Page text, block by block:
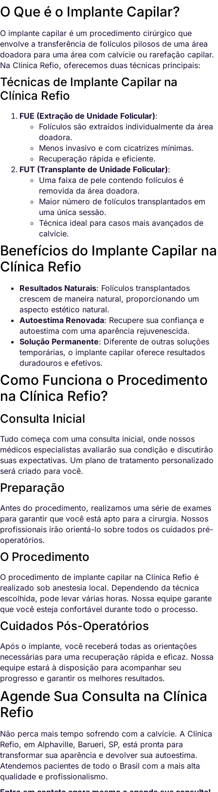
O Que é o Implante Capilar?
O implante capilar é um procedimento cirúrgico que
envolve a transferência de folículos pilosos de uma área
doadora para uma área com calvície ou rarefação capilar.
Na Clínica Refio, oferecemos duas técnicas principais:
Técnicas de Implante Capilar na
Clínica Refio
FUE (Extração de Unidade Folicular):
Folículos são extraídos individualmente da área
doadora.
Menos invasivo e com cicatrizes mínimas.
Recuperação rápida e eficiente.
FUT (Transplante de Unidade Folicular):
Uma faixa de pele contendo folículos é
removida da área doadora.
Maior número de folículos transplantados em
uma única sessão.
Técnica ideal para casos mais avançados de
calvície.
Benefícios do Implante Capilar na
Clínica Refio
Resultados Naturais: Folículos transplantados
crescem de maneira natural, proporcionando um
aspecto estético natural.
Autoestima Renovada: Recupere sua confiança e
autoestima com uma aparência rejuvenescida.
Solução Permanente: Diferente de outras soluções
temporárias, o implante capilar oferece resultados
duradouros e efetivos.
Como Funciona o Procedimento
na Clínica Refio?
Consulta Inicial
Tudo começa com uma consulta inicial, onde nossos
médicos especialistas avaliarão sua condição e discutirão
suas expectativas. Um plano de tratamento personalizado
será criado para você.
Preparação
Antes do procedimento, realizamos uma série de exames
para garantir que você está apto para a cirurgia. Nossos
profissionais irão orientá-lo sobre todos os cuidados pré-
operatórios.
O Procedimento
O procedimento de implante capilar na Clínica Refio é
realizado sob anestesia local. Dependendo da técnica
escolhida, pode levar várias horas. Nossa equipe garante
que você esteja confortável durante todo o processo.
Cuidados Pós-Operatórios
Após o implante, você receberá todas as orientações
necessárias para uma recuperação rápida e eficaz. Nossa
equipe estará à disposição para acompanhar seu
progresso e garantir os melhores resultados.
Agende Sua Consulta na Clínica
Refio
Não perca mais tempo sofrendo com a calvície. A Clínica
Refio, em Alphaville, Barueri, SP, está pronta para
transformar sua aparência e devolver sua autoestima.
Atendemos pacientes de todo o Brasil com a mais alta
qualidade e profissionalismo.